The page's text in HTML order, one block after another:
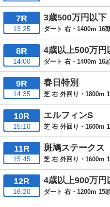
7R
13:25
3歳500万円以下
ダート 右・1400m 16
8R
14:00
4歳以上500万円
ダート 右・1400m 16
9R
14:35
春日特別
芝 右 外回り・1800m
10R
15:10
エルフィンS
芝 右 外回り・1600m
11R
15:45
斑鳩ステークス
芝 右 外回り・1600m
12R
16:20
4歳以上900万円
ダート 右・1200m 15